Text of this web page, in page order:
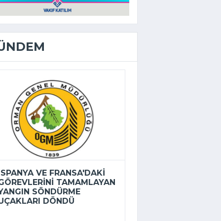
VE FRANSA'DAKI
TAMAMLAYAN
SÖNDÜRME
DÖNDÜ